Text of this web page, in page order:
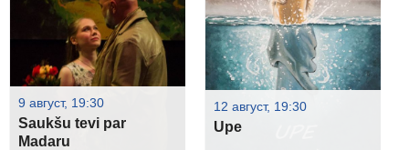
9 август, 19:30
Saukšu tevi par
Madaru
12 август, 19:30
Upe